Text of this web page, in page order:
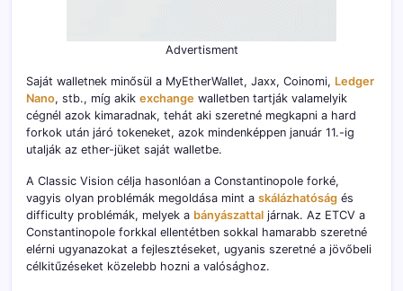
Advertisment
Saját walletnek minősül a MyEtherWallet, Jaxx, Coinomi, Ledger
Nano, stb., míg akik exchange walletben tartják valamelyik
cégnél azok kimaradnak, tehát aki szeretné megkapni a hard
forkok után járó tokeneket, azok mindenképpen január 11.-ig
utalják az ether-jüket saját walletbe.
A Classic Vision célja hasonlóan a Constantinopole forké,
vagyis olyan problémák megoldása mint a skálázhatóság és
difficulty problémák, melyek a bányászattal járnak. Az ETCV a
Constantinopole forkkal ellentétben sokkal hamarabb szeretné
elérni ugyanazokat a fejlesztéseket, ugyanis szeretné a jövőbeli
célkitűzéseket közelebb hozni a valósághoz.